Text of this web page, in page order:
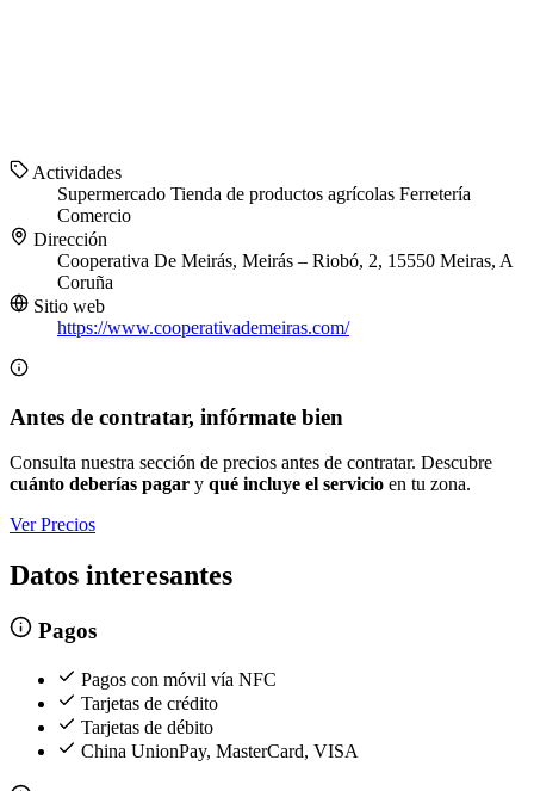
Actividades
Supermercado Tienda de productos agrícolas Ferretería
Comercio
Dirección
Cooperativa De Meirás, Meirás – Riobó, 2, 15550 Meiras, A
Coruña
Sitio web
https://www.cooperativademeiras.com/
Antes de contratar, infórmate bien
Consulta nuestra sección de precios antes de contratar. Descubre
cuánto deberías pagar y qué incluye el servicio en tu zona.
Ver Precios
Datos interesantes
Pagos
Pagos con móvil vía NFC
Tarjetas de crédito
Tarjetas de débito
China UnionPay, MasterCard, VISA